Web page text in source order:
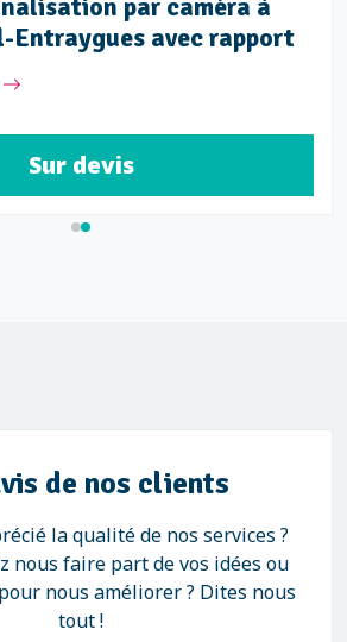
par caméra à
avec rapport
Sur devis
de nos clients
la qualité de nos services ?
nous faire part de vos idées ou
nous améliorer ? Dites nous
tout !